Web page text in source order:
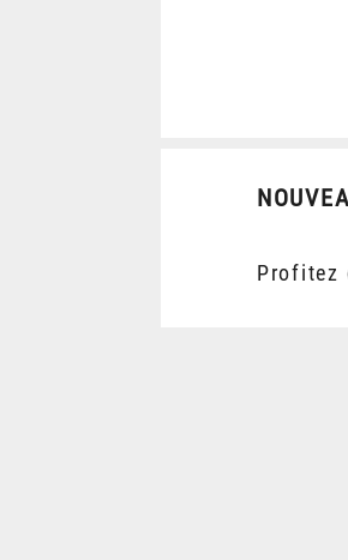
Profitez